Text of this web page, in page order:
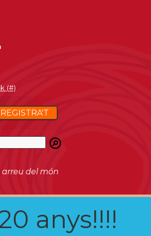
(#)
REGISTRA'T
del món
anys!!!!